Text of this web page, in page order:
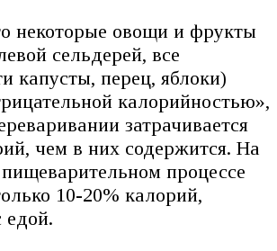
некоторые овощи и фрукты
сельдерей, все
капусты, перец, яблоки)
калорийностью»,
затрачивается
чем в них содержится. На
процессе
10-20% калорий,
едой.